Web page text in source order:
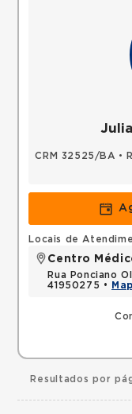
CRM 32525/BA •
Locais de
Centro
Rua Ponciano
41950275 •
Resultados por